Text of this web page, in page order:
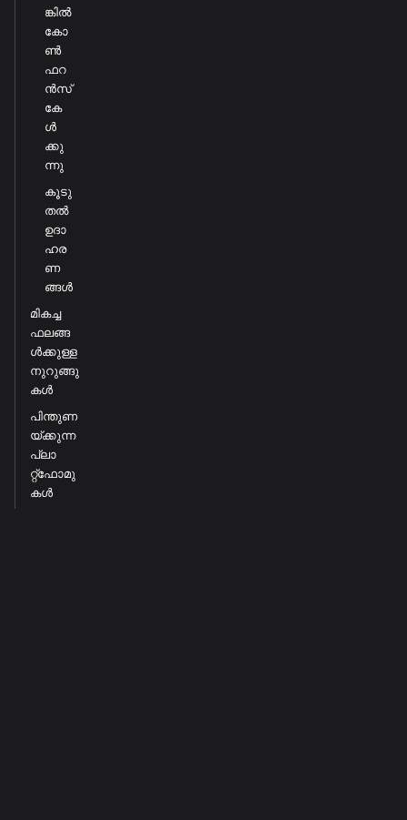
ങ്കിൽ
കോ
ൺ
ഫറ
ൻസ്
കേ
ൾ
ക്കു
ന്നു
കൂടു
തൽ
ഉദാ
ഹര
ണ
ങ്ങൾ
മികച്ച
ഫലങ്ങ
ൾക്കുള്ള
നുറുങ്ങു
കൾ
പിന്തുണ
യ്ക്കുന്ന
പ്ലാ
റ്റ്ഫോമു
കൾ